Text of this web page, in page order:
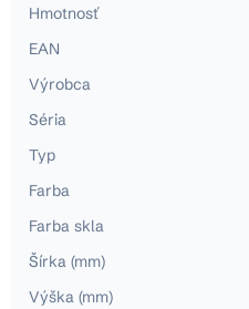
Hmotnosť
EAN
Výrobca
Séria
Typ
Farba
Farba skla
Šírka (mm)
Výška (mm)